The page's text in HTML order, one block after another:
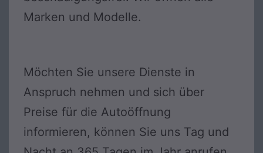
Marken und Modelle.
Möchten Sie unsere Dienste in
Anspruch nehmen und sich über
Preise für die Autoöffnung
informieren, können Sie uns Tag und